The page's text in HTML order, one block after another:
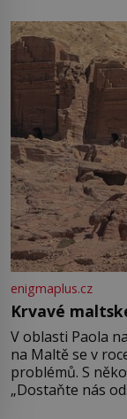
enigmaplus.cz
Krvavé
V oblasti Paola
na Maltě se v
problémů. S
„Dostaňte nás